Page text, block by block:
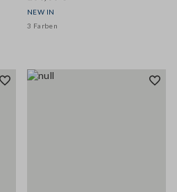
NEW IN
3 Farben